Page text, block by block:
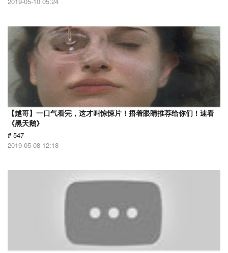
【越哥】一口气看完，这才叫惊悚片！捂着眼睛推荐给你们！速看
《黑天鹅》
# 547
2019-05-08 12:18